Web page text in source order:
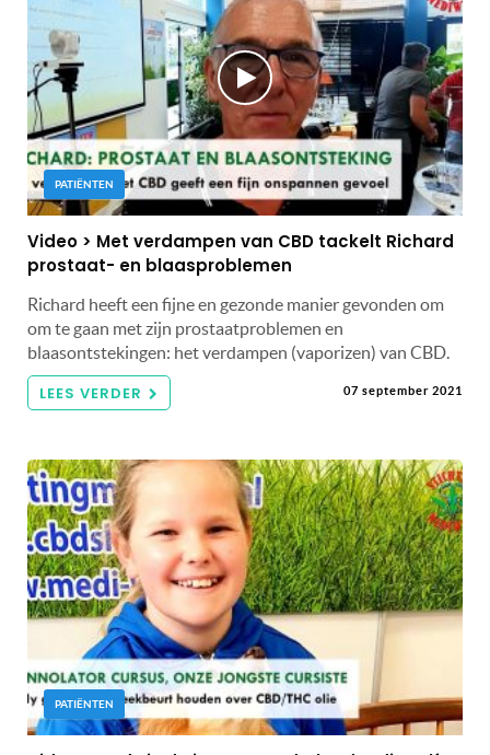
PATIËNTEN
Video > Met verdampen van CBD tackelt Richard
prostaat- en blaasproblemen
Richard heeft een fijne en gezonde manier gevonden om
om te gaan met zijn prostaatproblemen en
blaasontstekingen: het verdampen (vaporizen) van CBD.
LEES VERDER 07 september 2021
PATIËNTEN